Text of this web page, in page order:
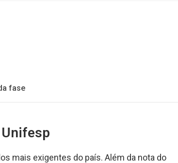
fase
mais exigentes do país. Além da nota do